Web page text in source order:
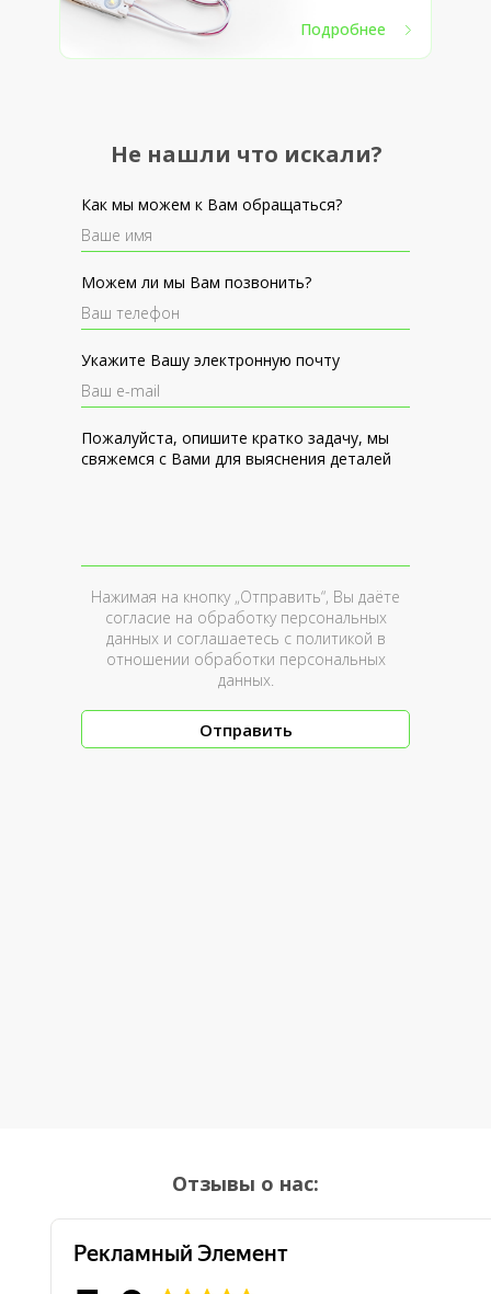
Подробнее
Как мы можем к Вам обращаться?
Можем ли мы Вам позвонить?
Укажите Вашу электронную почту
Пожалуйста, опишите кратко задачу, мы
свяжемся с Вами для выяснения деталей
Нажимая на кнопку „Отправить“, Вы даёте
согласие на обработку персональных
данных и соглашаетесь c политикой в
отношении обработки персональных
данных.
Отправить
Не нашли что искали?
Отзывы о нас: